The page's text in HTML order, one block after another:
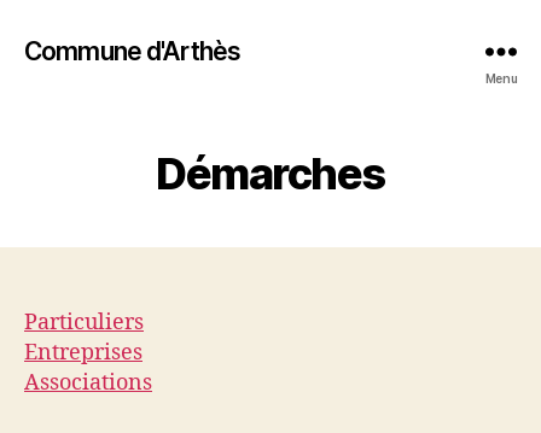
Commune d'Arthès
Menu
Démarches
Particuliers
Entreprises
Associations